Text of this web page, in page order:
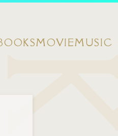
MOVIEMUSIC